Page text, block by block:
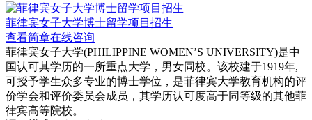
菲律宾女子大学博士留学项目招生
查看简章在线咨询
菲律宾女子大学(PHILIPPINE WOMEN’S UNIVERSITY)是中
国认可其学历的一所重点大学，男女同校。该校建于1919年,
可授予学生众多专业的博士学位，是菲律宾大学教育机构的评
价学会和评价委员会成员，其学历认可度高于同等级的其他菲
律宾高等院校。